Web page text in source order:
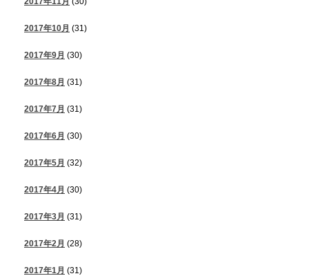
2017年10月 (31)
2017年9月 (30)
2017年8月 (31)
2017年7月 (31)
2017年6月 (30)
2017年5月 (32)
2017年4月 (30)
2017年3月 (31)
2017年2月 (28)
2017年1月 (31)